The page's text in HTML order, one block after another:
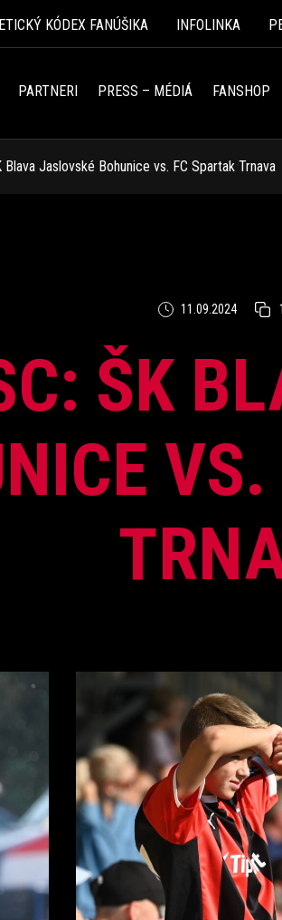
ETICKÝ KÓDEX FANÚŠIKA INFOLINKA
PARTNERI PRESS – MÉDIÁ FANSHOP
Blava Jaslovské Bohunice vs. FC Spartak Trnava
11.09.2024
ŠK